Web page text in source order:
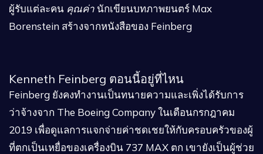
ผู้รับแต่ละคน คุณค่า นักเขียนบทภาพยนตร์ Max
Borenstein สร้างจากหนังสือของ Feinberg
Kenneth Feinberg ตอนนี้อยู่ที่ไหน
Feinberg ยังคงทำงานเป็นทนายความและเพิ่งได้รับการ
ว่าจ้างจาก The Boeing Company ในเดือนกรกฎาคม
2019 เพื่อดูแลการแจกจ่ายค่าชดเชยให้กับครอบครัวของผู้
ที่ตกเป็นเหยื่อของเครื่องบิน 737 MAX ตก เขายังเป็นผู้ช่วย